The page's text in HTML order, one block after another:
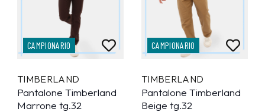
CAMPIONARIO
TIMBERLAND
Pantalone Timberland
Marrone tg.32
CAMPIONARIO
TIMBERLAND
Pantalone Timberland
Beige tg.32